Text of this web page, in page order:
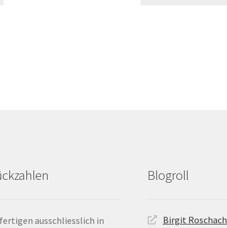
ausschliesslich in
Blogroll
Birgit Roschach